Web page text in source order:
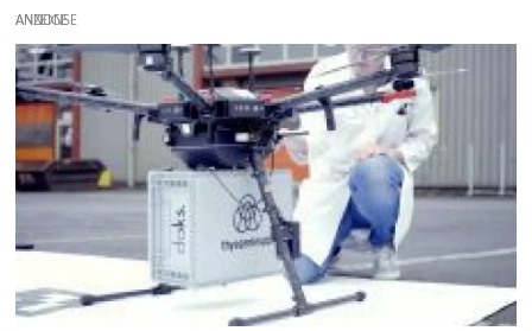
ANZEIGE